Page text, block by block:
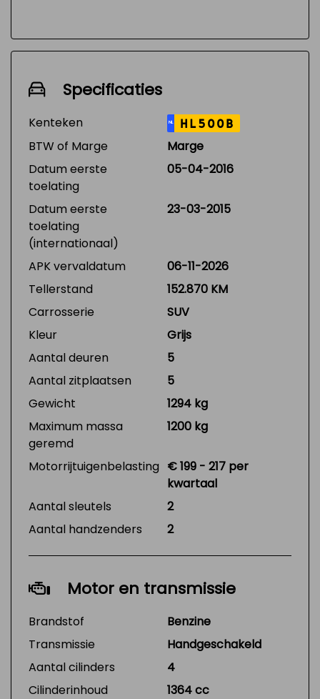
Specificaties
Kenteken NL HL500B
BTW of Marge
Marge
Datum eerste
toelating
05-04-2016
Datum eerste
toelating
(internationaal)
23-03-2015
APK vervaldatum
06-11-2026
Tellerstand
152.870 KM
Carrosserie
SUV
Kleur
Grijs
Aantal deuren
5
Aantal zitplaatsen
5
Gewicht
1294 kg
Maximum massa
geremd
1200 kg
Motorrijtuigenbelasting € 199 - 217 per
kwartaal
Aantal sleutels
2
Aantal handzenders
2
Motor en transmissie
Brandstof
Benzine
Transmissie
Handgeschakeld
Aantal cilinders
4
Cilinderinhoud
1364 cc